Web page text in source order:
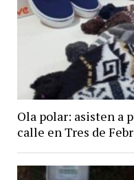
Ola polar: asisten a
calle en Tres de